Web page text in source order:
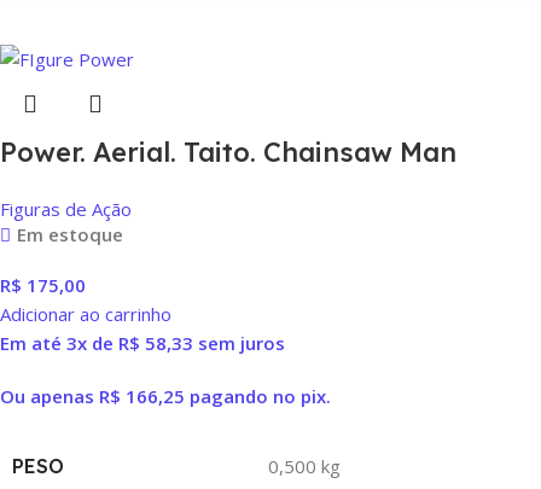
Power. Aerial. Taito. Chainsaw Man
Figuras de Ação
Em estoque
R$ 175,00
Adicionar ao carrinho
Em até 3x de R$ 58,33 sem juros
Ou apenas R$ 166,25 pagando no pix.
PESO 0,500 kg